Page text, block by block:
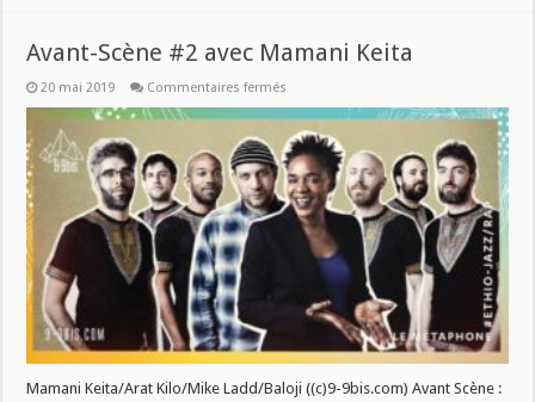
Avant-Scène #2 avec Mamani Keita
20 mai 2019 Commentaires fermés
Scène
#2
avec
Mamani
Keita
Mamani Keita/Arat Kilo/Mike Ladd/Baloji ((c)9-9bis.com) Avant Scène :